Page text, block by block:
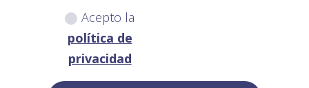
Acepto la
política de
privacidad